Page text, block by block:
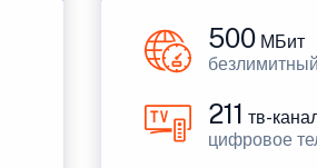
500 МБит
211 тв-
цифровое